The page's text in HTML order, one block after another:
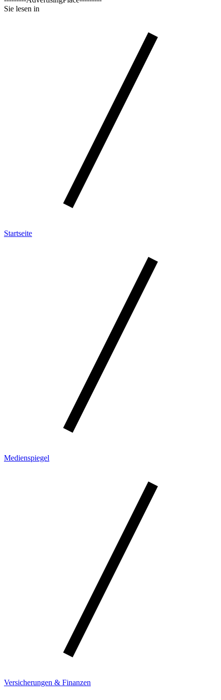
Sie lesen in
Startseite
Medienspiegel
Versicherungen & Finanzen